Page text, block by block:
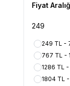
Fiyat
249 TL -
767 TL -
1286 TL -
1804 TL -